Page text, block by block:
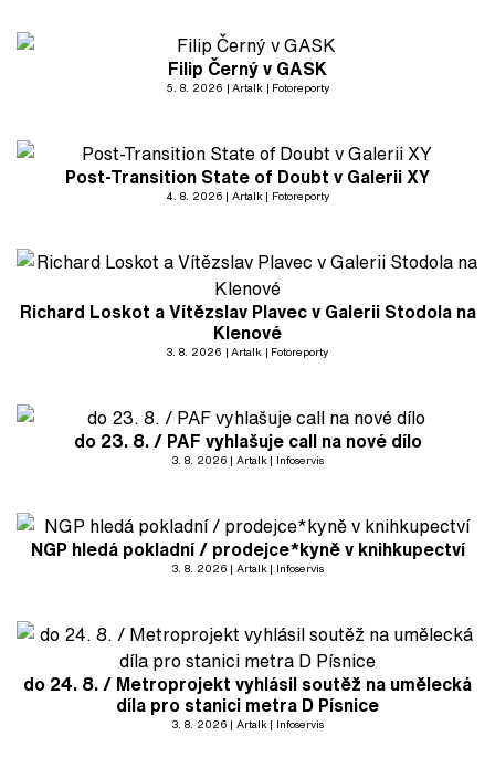
Filip Černý v GASK
5. 8. 2026 Artalk Fotoreporty
Post-Transition State of Doubt v Galerii XY
4. 8. 2026 Artalk Fotoreporty
Richard Loskot a Vítězslav Plavec v Galerii Stodola na
Klenové
3. 8. 2026 Artalk Fotoreporty
do 23. 8. / PAF vyhlašuje call na nové dílo
3. 8. 2026 Artalk Infoservis
NGP hledá pokladní / prodejce*kyně v knihkupectví
3. 8. 2026 Artalk Infoservis
do 24. 8. / Metroprojekt vyhlásil soutěž na umělecká
díla pro stanici metra D Písnice
3. 8. 2026 Artalk Infoservis